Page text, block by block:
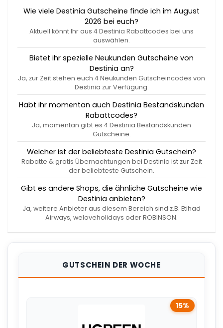
Wie viele Destinia Gutscheine finde ich im August
2026 bei euch?
Aktuell könnt Ihr aus 4 Destinia Rabattcodes bei uns
auswählen.
Bietet ihr spezielle Neukunden Gutscheine von
Destinia an?
Ja, zur Zeit stehen euch 4 Neukunden Gutscheincodes von
Destinia zur Verfügung.
Habt ihr momentan auch Destinia Bestandskunden
Rabattcodes?
Ja, momentan gibt es 4 Destinia Bestandskunden
Gutscheine.
Welcher ist der beliebteste Destinia Gutschein?
Rabatte & gratis Übernachtungen bei Destinia ist zur Zeit
der beliebteste Gutschein.
Gibt es andere Shops, die ähnliche Gutscheine wie
Destinia anbieten?
Ja, weitere Anbieter aus diesem Bereich sind z.B. Etihad
Airways, weloveholidays oder ROBINSON.
GUTSCHEIN DER WOCHE
15%